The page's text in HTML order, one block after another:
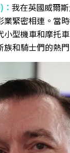
我在英國威爾
業緊密相連。當
型機車和摩托
和騎士們的熱